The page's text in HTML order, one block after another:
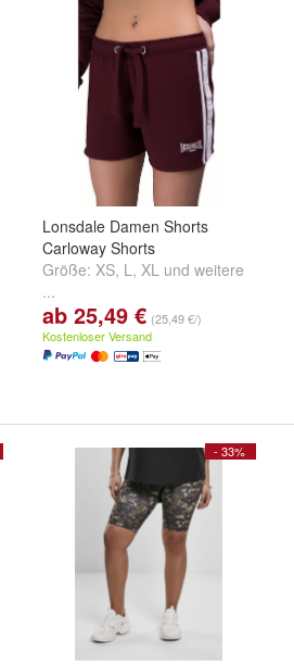
Lonsdale Damen Shorts
Carloway Shorts
Größe: XS, L, XL und weitere
...
ab 25,49 € (25,49 €/)
Kostenloser Versand
- 33%